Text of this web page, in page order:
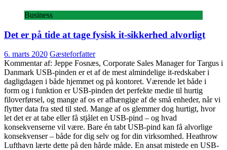
Business
Det er på tide at tage fysisk it-sikkerhed alvorligt
6. marts 2020 Gæsteforfatter
Kommentar af: Jeppe Fosnæs, Corporate Sales Manager for Targus i
Danmark USB-pinden er et af de mest almindelige it-redskaber i
dagligdagen i både hjemmet og på kontoret. Værende let både i
form og i funktion er USB-pinden det perfekte medie til hurtig
filoverførsel, og mange af os er afhængige af de små enheder, når vi
flytter data fra sted til sted. Mange af os glemmer dog hurtigt, hvor
let det er at tabe eller få stjålet en USB-pind – og hvad
konsekvenserne vil være. Bare én tabt USB-pind kan få alvorlige
konsekvenser – både for dig selv og for din virksomhed. Heathrow
Lufthavn lærte dette på den hårde måde. En ansat mistede en USB-